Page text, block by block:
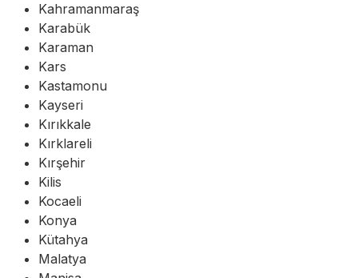
Kahramanmaraş
Karabük
Karaman
Kars
Kastamonu
Kayseri
Kırıkkale
Kırklareli
Kırşehir
Kilis
Kocaeli
Konya
Kütahya
Malatya